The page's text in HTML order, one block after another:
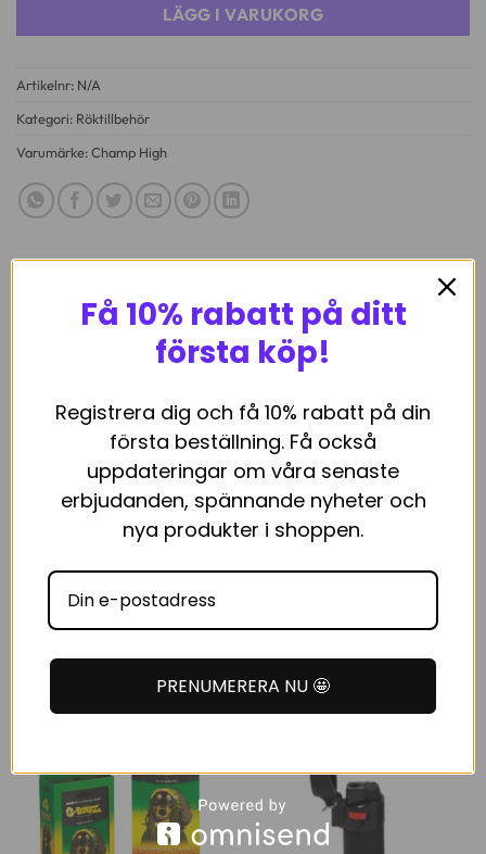
LÄGG I VARUKORG
Artikelnr: N/A
Kategori: Röktillbehör
Varumärke:Champ High
RELATERADE PRODUKTER
GRollz Green Hemp – Cones
39kr
-5%
SLUT I LAGER
209kr Det
priset
199krDet
priset
Få 10% rabatt på ditt
första köp!
Registrera dig och få 10% rabatt på din
första beställning. Få också
uppdateringar om våra senaste
erbjudanden, spännande nyheter och
nya produkter i shoppen.
PRENUMERERA NU 🤩